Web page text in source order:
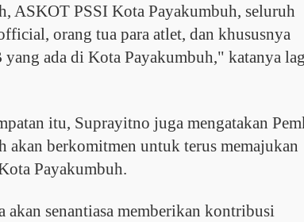
ASKOT PSSI Kota Payakumbuh, seluruh
orang tua para atlet, dan khususnya
yang ada di Kota Payakumbuh," katanya
itu, Suprayitno juga mengatakan
akan berkomitmen untuk terus memajukan
Payakumbuh.
akan senantiasa memberikan kontribusi